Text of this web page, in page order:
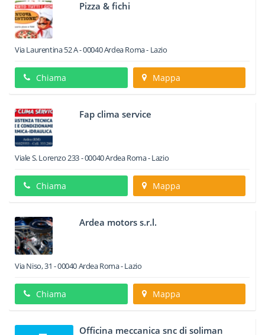
Pizza & fichi
Via Laurentina 52 A-00040ArdeaRoma - Lazio
Chiama Mappa
Fap clima service
Viale S. Lorenzo 233-00040ArdeaRoma -Lazio
Chiama Mappa
Ardea motors s.r.l.
Via Niso, 31 -00040ArdeaRoma -Lazio
Chiama Mappa
Officina meccanica snc di soliman